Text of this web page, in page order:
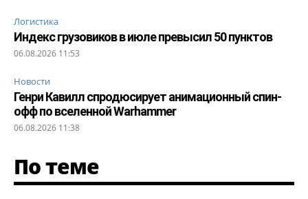
Логистика
Индекс грузовиков в июле превысил 50 пунктов
06.08.2026 11:53
Новости
Генри Кавилл спродюсирует анимационный спин-
офф по вселенной Warhammer
06.08.2026 11:38
По теме